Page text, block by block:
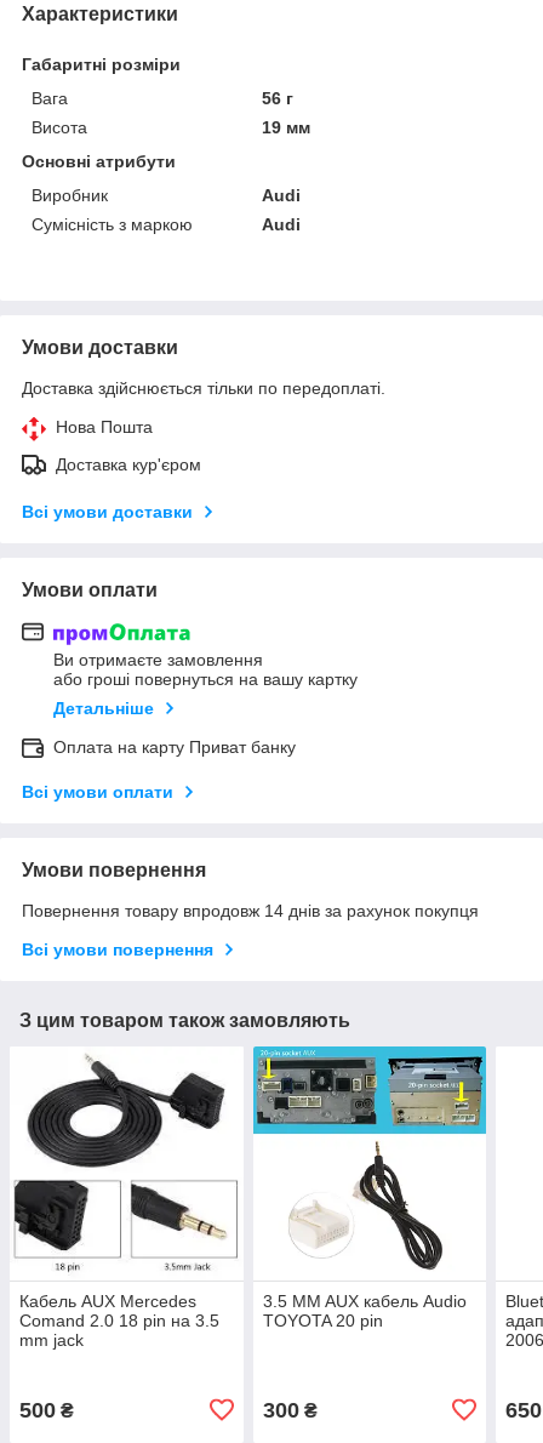
Характеристики
Габаритні розміри
Вага
56 г
Висота
19 мм
Основні атрибути
Виробник
Audi
Сумісність з маркою
Audi
Умови доставки
Доставка здійснюється тільки по передоплаті.
Нова Пошта
Доставка кур'єром
Всі умови доставки
Умови оплати
Ви отримаєте замовлення
або гроші повернуться на вашу картку
Детальніше
Оплата на карту Приват банку
Всі умови оплати
Умови повернення
Повернення товару впродовж 14 днів за рахунок покупця
Всі умови повернення
З цим товаром також замовляють
Кабель AUX Mercedes
Comand 2.0 18 pin на 3.5
mm jack
500 ₴
3.5 MM AUX кабель Audio
TOYOTA 20 pin
300₴ 650